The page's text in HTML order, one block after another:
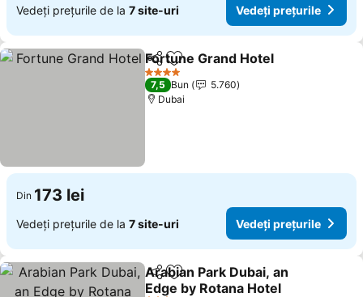
Vedeți prețurile de la 7 site-uri Vedeți prețurile
DistribuițiAdăugaţi la favorite
Fortune Grand Hotel
4 Stele
7,5 Bun
5.760
Dubai
Din 173 lei
Vedeți prețurile de la 7 site-uri Vedeți prețurile
DistribuițiAdăugaţi la favorite
Arabian Park Dubai, an
Edge by Rotana Hotel